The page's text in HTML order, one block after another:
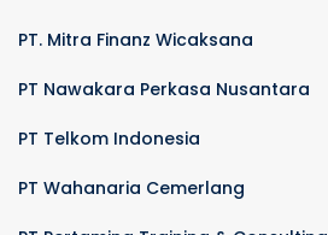
PT. Mitra Finanz Wicaksana
PT Nawakara Perkasa Nusantara
PT Telkom Indonesia
PT Wahanaria Cemerlang